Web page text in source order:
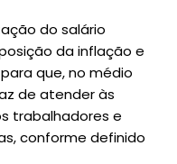
do salário
da inflação e
que, no médio
de atender às
trabalhadores e
conforme definido